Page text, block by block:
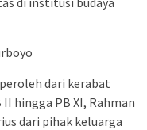
dari kerabat
hingga PB XI, Rahman
dari pihak keluarga